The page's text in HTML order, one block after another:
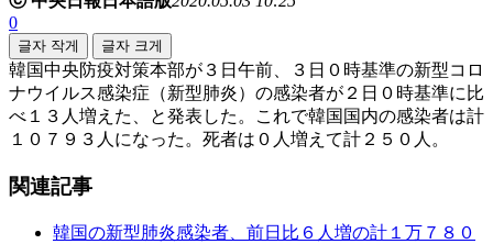
0
글자 작게 글자 크게
韓国中央防疫対策本部が３日午前、３日０時基準の新型コロ
ナウイルス感染症（新型肺炎）の感染者が２日０時基準に比
べ１３人増えた、と発表した。これで韓国国内の感染者は計
１０７９３人になった。死者は０人増えて計２５０人。
関連記事
韓国の新型肺炎感染者、前日比６人増の計１万７８０